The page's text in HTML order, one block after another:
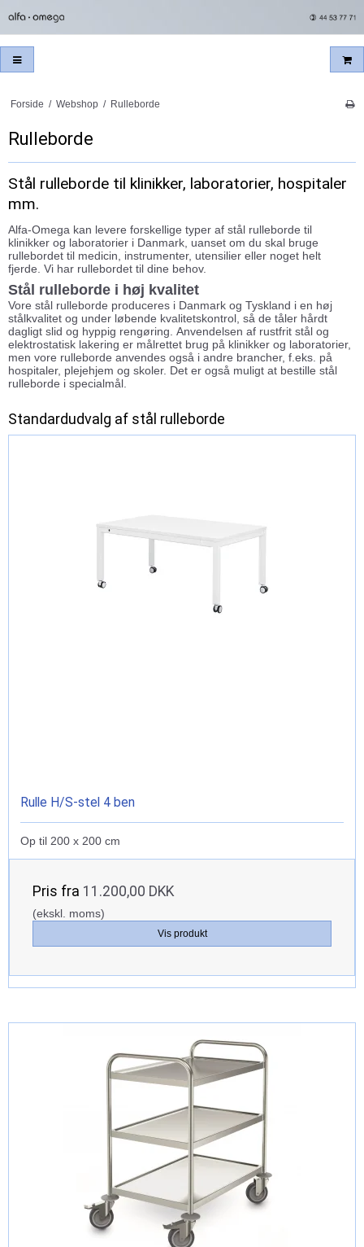
Forside / Webshop / Rulleborde
Rulleborde
Stål rulleborde til klinikker, laboratorier, hospitaler
mm.
Alfa-Omega kan levere forskellige typer af stål rulleborde til
klinikker og laboratorier i Danmark, uanset om du skal bruge
rullebordet til medicin, instrumenter, utensilier eller noget helt
fjerde. Vi har rullebordet til dine behov.
Stål rulleborde i høj kvalitet
Vore stål rulleborde produceres i Danmark og Tyskland i en høj
stålkvalitet og under løbende kvalitetskontrol, så de tåler hårdt
dagligt slid og hyppig rengøring. Anvendelsen af rustfrit stål og
elektrostatisk lakering er målrettet brug på klinikker og laboratorier,
men vore rulleborde anvendes også i andre brancher, f.eks. på
hospitaler, plejehjem og skoler. Det er også muligt at bestille stål
rulleborde i specialmål.
Standardudvalg af stål rulleborde
Rulle H/S-stel 4 ben
Op til 200 x 200 cm
Pris fra 11.200,00 DKK
(ekskl. moms)
Vis produkt